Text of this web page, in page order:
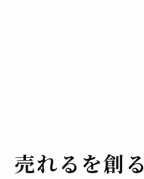
売れるを創る